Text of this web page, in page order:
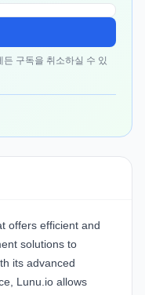
구독을 취소하실 수 있
offers efficient and
solutions to
its advanced
Lunu.io allows